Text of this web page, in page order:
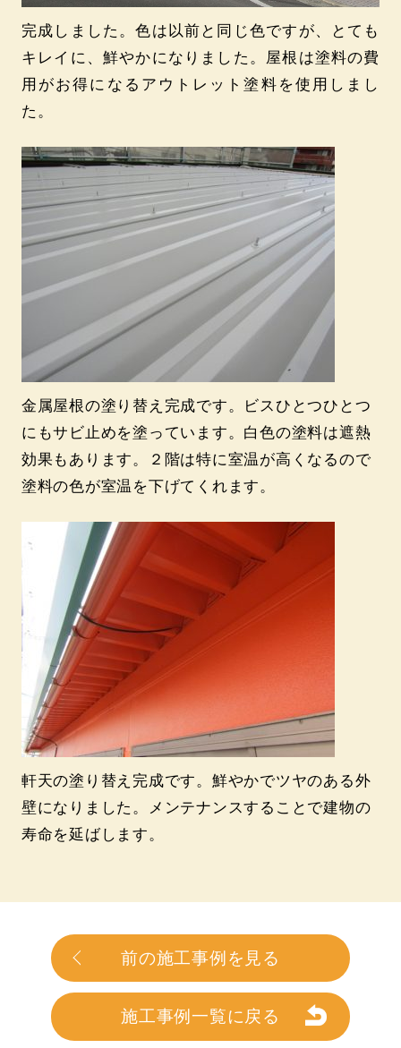
完成しました。色は以前と同じ色ですが、とても
キレイに、鮮やかになりました。屋根は塗料の費
用がお得になるアウトレット塗料を使用しまし
た。
金属屋根の塗り替え完成です。ビスひとつひとつ
にもサビ止めを塗っています。白色の塗料は遮熱
効果もあります。２階は特に室温が高くなるので
塗料の色が室温を下げてくれます。
軒天の塗り替え完成です。鮮やかでツヤのある外
壁になりました。メンテナンスすることで建物の
寿命を延ばします。
前の施工事例を見る
施工事例一覧に戻る